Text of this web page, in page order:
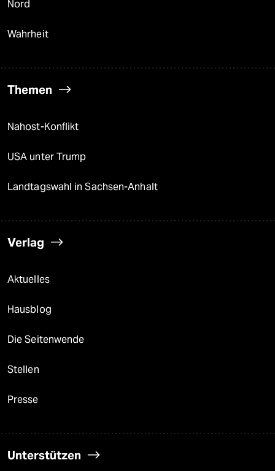
Nord
Wahrheit
Themen
Nahost-Konflikt
USA unter Trump
Landtagswahl in Sachsen-Anhalt
Verlag
Aktuelles
Hausblog
Die Seitenwende
Stellen
Presse
Unterstützen